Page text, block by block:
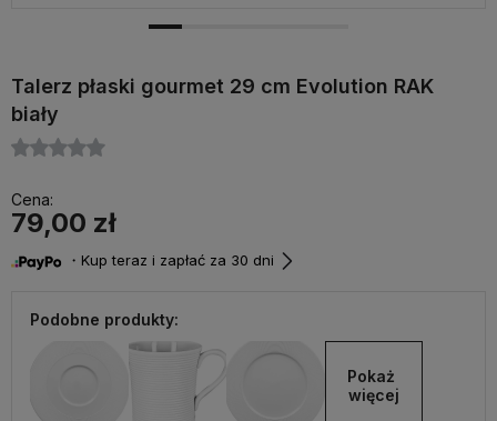
Talerz płaski gourmet 29 cm Evolution RAK
biały
Cena:
79,00 zł
・Kup teraz i zapłać za 30 dni
Podobne produkty:
Pokaż
więcej